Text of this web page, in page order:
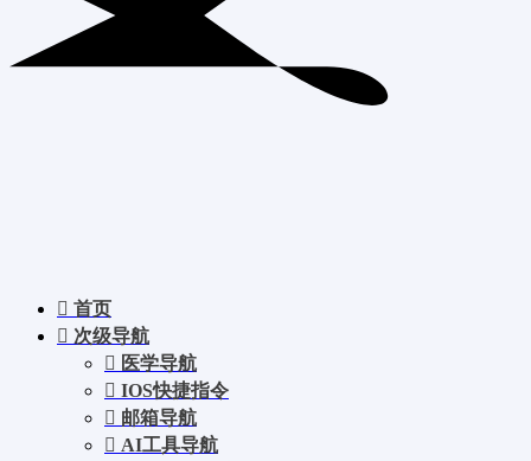
首页
次级导航
医学导航
IOS快捷指令
邮箱导航
AI工具导航